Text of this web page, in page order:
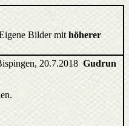
Bilder mit höherer
20.7.2018 Gudrun